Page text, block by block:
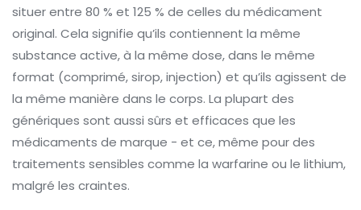
situer entre 80 % et 125 % de celles du médicament
original. Cela signifie qu’ils contiennent la même
substance active, à la même dose, dans le même
format (comprimé, sirop, injection) et qu’ils agissent de
la même manière dans le corps. La plupart des
génériques sont aussi sûrs et efficaces que les
médicaments de marque - et ce, même pour des
traitements sensibles comme la warfarine ou le lithium,
malgré les craintes.